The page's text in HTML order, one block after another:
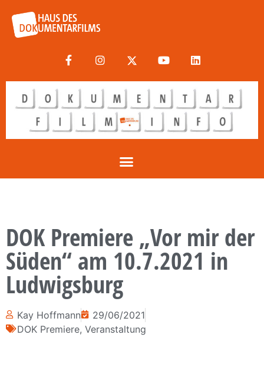
DOK Premiere „Vor mir der
Süden“ am 10.7.2021 in
Ludwigsburg
Kay Hoffmann
29/06/2021
DOK Premiere, Veranstaltung